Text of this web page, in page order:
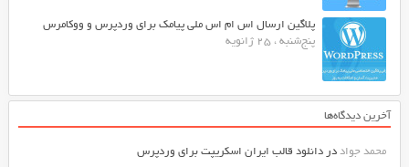
پلاگین ارسال اس ام اس ملی پیامک برای وردپرس و ووکامرس
پنج‌شنبه ، 25 ژانویه
آخرین دیدگاه‌ها
محمد جواددر دانلود قالب ایران اسکریپت برای وردپرس